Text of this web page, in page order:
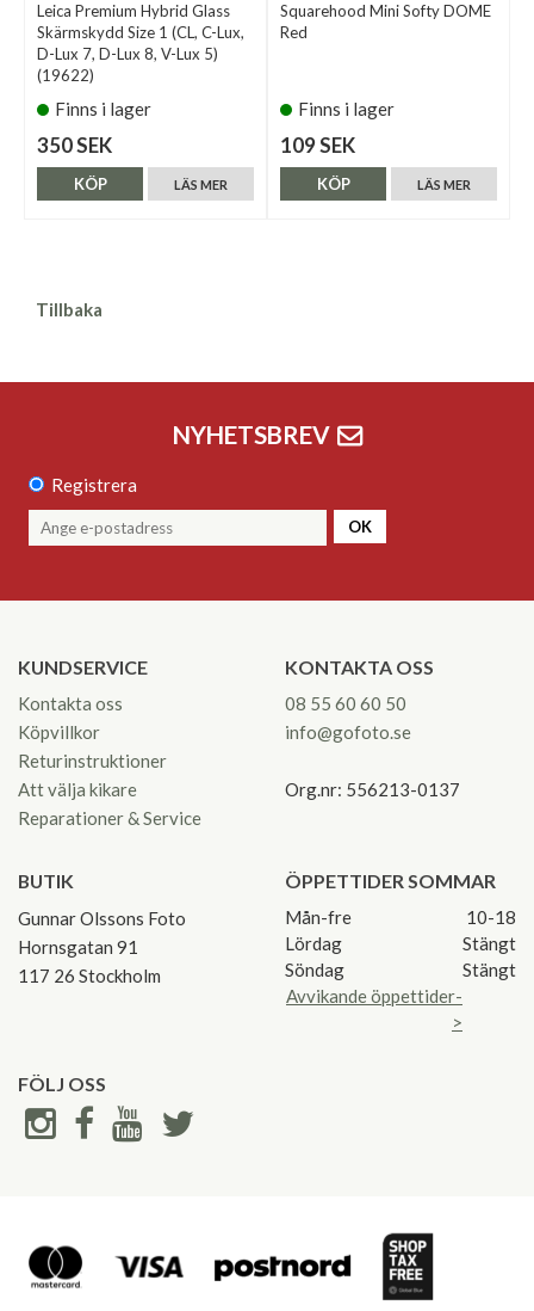
Leica Premium Hybrid Glass
Skärmskydd Size 1 (CL, C-Lux,
D-Lux 7, D-Lux 8, V-Lux 5)
(19622)
Finns i lager
350 SEK
LÄS MER
KÖP
Squarehood Mini Softy DOME
Red
Finns i lager
109 SEK
LÄS MER
KÖP
Tillbaka
NYHETSBREV
Registrera
OK
KUNDSERVICE
Kontakta oss
Köpvillkor
Returinstruktioner
Att välja kikare
Reparationer & Service
KONTAKTA OSS
08 55 60 60 50
info@gofoto.se
Org.nr: 556213-0137
BUTIK
Gunnar Olssons Foto
Hornsgatan 91
117 26 Stockholm
ÖPPETTIDER SOMMAR
Mån-fre
10-18
Lördag
Stängt
Söndag
Stängt
Avvikande öppettider-
>
FÖLJ OSS